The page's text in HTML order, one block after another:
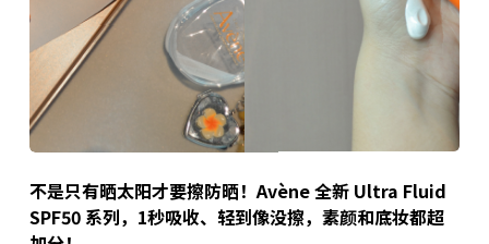
不是只有晒太阳才要擦防晒！Avène 全新 Ultra Fluid
SPF50 系列，1秒吸收、轻到像没擦，素颜和底妆都超